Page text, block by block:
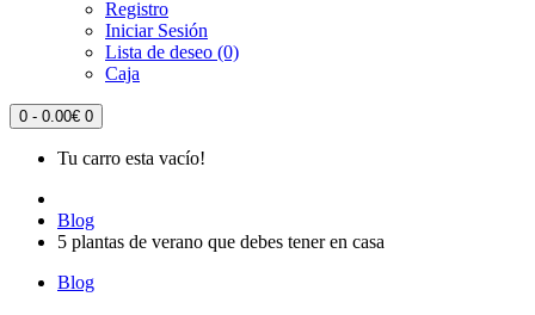
Registro
Iniciar Sesión
Lista de deseo (0)
Caja
0 - 0.00€ 0
Tu carro esta vacío!
Blog
5 plantas de verano que debes tener en casa
Blog